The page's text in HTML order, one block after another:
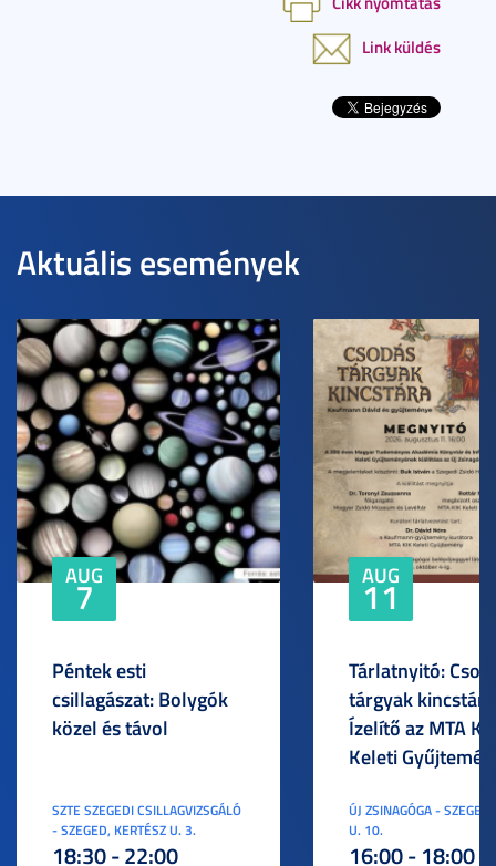
Link küldés
Aktuális események
AUG
7
Péntek esti
csillagászat: Bolygók
közel és távol
SZTE SZEGEDI CSILLAGVIZSGÁLÓ
- SZEGED, KERTÉSZ U. 3.
18:30 - 22:00
AUG
11
Tárlatnyitó:
tárgyak
Ízelítő az MTA
Keleti
ÚJ ZSINAGÓGA -
U. 10.
16:00 - 18:00